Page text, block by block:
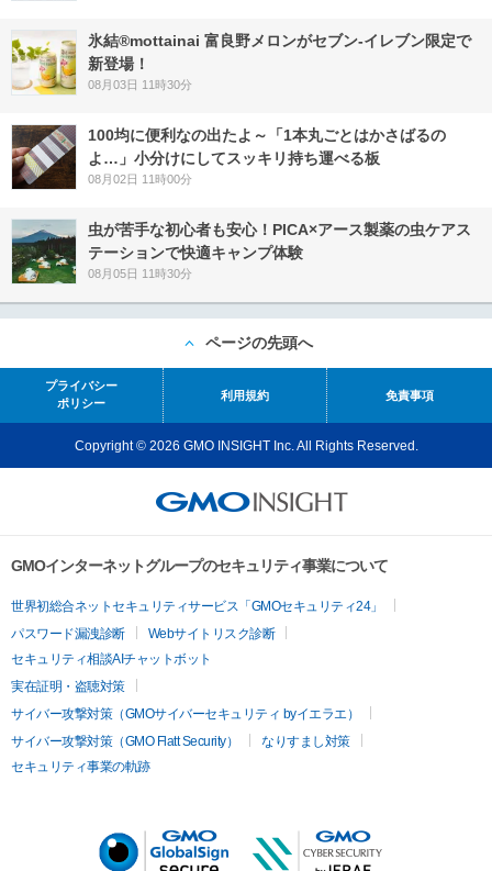
氷結®mottainai 富良野メロンがセブン‐イレブン限定で
新登場！
08月03日 11時30分
100均に便利なの出たよ～「1本丸ごとはかさばるの
よ…」小分けにしてスッキリ持ち運べる板
08月02日 11時00分
虫が苦手な初心者も安心！PICA×アース製薬の虫ケアス
テーションで快適キャンプ体験
08月05日 11時30分
ページの先頭へ
プライバシー
ポリシー
利用規約 免責事項
Copyright © 2026 GMO INSIGHT Inc. All Rights Reserved.
GMOインターネットグループのセキュリティ事業について
世界初総合ネットセキュリティサービス「GMOセキュリティ24」
パスワード漏洩診断
Webサイトリスク診断
セキュリティ相談AIチャットボット
実在証明・盗聴対策
サイバー攻撃対策（GMOサイバーセキュリティ byイエラエ）
サイバー攻撃対策（GMO Flatt Security）
なりすまし対策
セキュリティ事業の軌跡